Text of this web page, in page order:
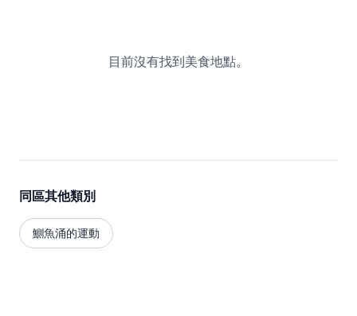
目前沒有找到美食地點。
同區其他類別
鰂魚涌的運動